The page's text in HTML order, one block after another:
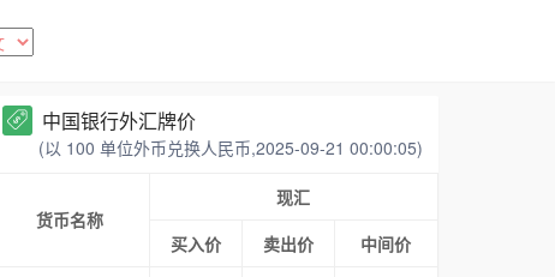
中国银行外汇牌价
(以 100 单位外币兑换人民币,2025-09-21 00:00:05)
货币名称
现汇
买入价
卖出价
中间价